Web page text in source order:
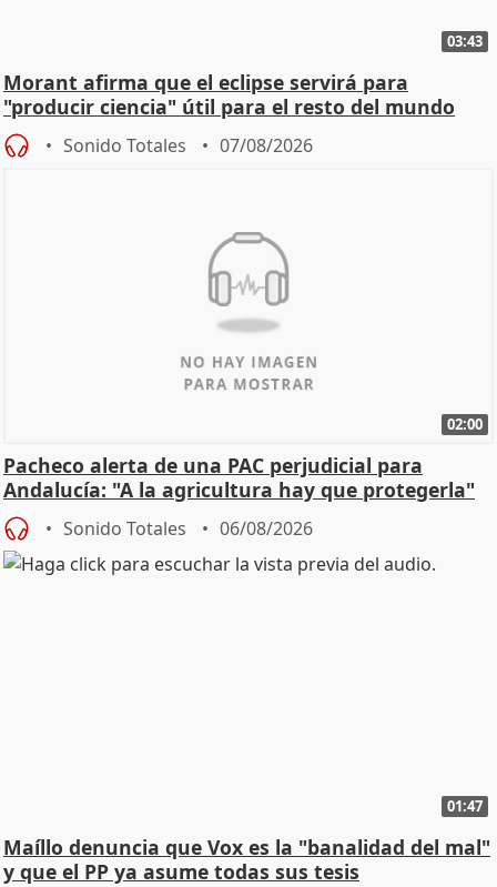
03:43
Morant afirma que el eclipse servirá para
"producir ciencia" útil para el resto del mundo
Sonido Totales 07/08/2026
02:00
Pacheco alerta de una PAC perjudicial para
Andalucía: "A la agricultura hay que protegerla"
Sonido Totales 06/08/2026
01:47
Maíllo denuncia que Vox es la "banalidad del mal"
y que el PP ya asume todas sus tesis